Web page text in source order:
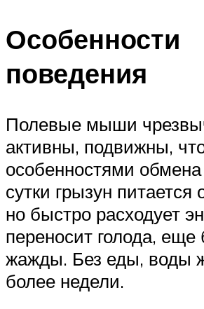
Особенности
поведения
Полевые мыши
активны, подвижны,
особенностями
сутки грызун питается
но быстро расходует
переносит голода,
жажды. Без еды, воды
более недели.